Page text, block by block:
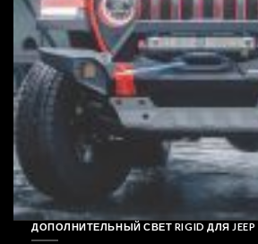
ДОПОЛНИТЕЛЬНЫЙ СВЕТ RIGID ДЛЯ JEEP